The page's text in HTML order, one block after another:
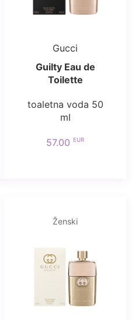
Gucci
Guilty Eau de
Toilette
toaletna voda 50
ml
57.00 EUR
Ženski